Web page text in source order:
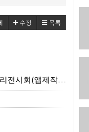
수정 목록
택트 ONLINE VR GALLERY)